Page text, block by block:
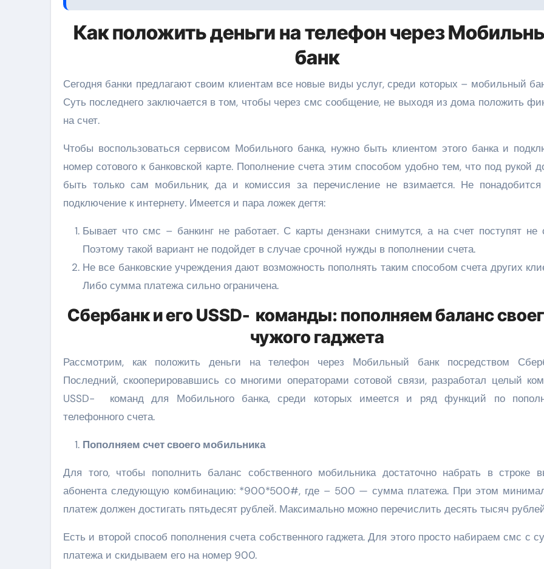
Как положить деньги на телефон через
банк
Сегодня банки предлагают своим клиентам все новые виды услуг, среди которых – мобильный
Суть последнего заключается в том, чтобы через смс сообщение, не выходя из дома положить
на счет.
Чтобы воспользоваться сервисом Мобильного банка, нужно быть клиентом этого банка и
номер сотового к банковской карте. Пополнение счета этим способом удобно тем, что под рукой
быть только сам мобильник, да и комиссия за перечисление не взимается. Не
подключение к интернету. Имеется и пара ложек дегтя:
Бывает что смс – банкинг не работает. С карты дензнаки снимутся, а на счет поступят не
Поэтому такой вариант не подойдет в случае срочной нужды в пополнении счета.
Не все банковские учреждения дают возможность пополнять таким способом счета других
Либо сумма платежа сильно ограничена.
Сбербанк и его USSD- команды: пополняем баланс
чужого гаджета
Рассмотрим, как положить деньги на телефон через Мобильный банк посредством
Последний, скооперировавшись со многими операторами сотовой связи, разработал целый
USSD- команд для Мобильного банка, среди которых имеется и ряд функций по
телефонного счета.
Пополняем счет своего мобильника
Для того, чтобы пополнить баланс собственного мобильника достаточно набрать в строке
абонента следующую комбинацию: *900*500#, где – 500 — сумма платежа. При этом
платеж должен достигать пятьдесят рублей. Максимально можно перечислить десять тысяч
Есть и второй способ пополнения счета собственного гаджета. Для этого просто набираем смс с
платежа и скидываем его на номер 900.